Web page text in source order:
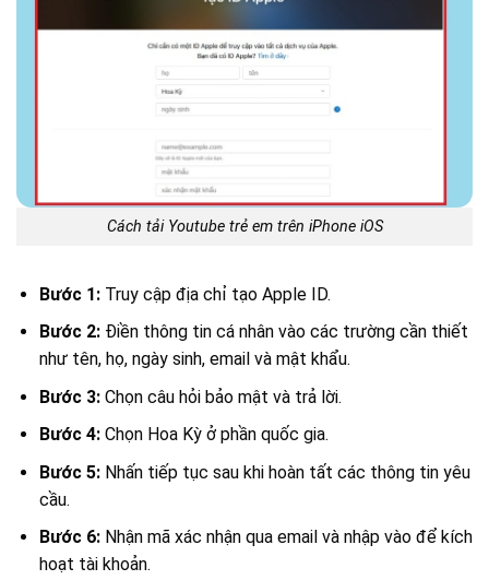
Cách tải Youtube trẻ em trên iPhone iOS
Bước 1:Truy cập địa chỉ tạo Apple ID.
Bước 2:Điền thông tin cá nhân vào các trường cần thiết
như tên, họ, ngày sinh, email và mật khẩu.
Bước 3:Chọn câu hỏi bảo mật và trả lời.
Bước 4:Chọn Hoa Kỳ ở phần quốc gia.
Bước 5:Nhấn tiếp tục sau khi hoàn tất các thông tin yêu
cầu.
Bước 6:Nhận mã xác nhận qua email và nhập vào để kích
hoạt tài khoản.